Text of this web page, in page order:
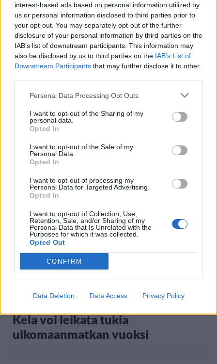
interest-based ads based on personal information utilized by
us or personal information disclosed to third parties prior to
your opt-out. You may separately opt-out of the further
disclosure of your personal information by third parties on the
IAB’s list of downstream participants. This information may
also be disclosed by us to third parties on the IAB’s List of
Downstream Participants that may further disclose it to other
Personal Data Processing Opt Outs
I want to opt-out of the Sharing of my
personal data.
Opted In
I want to opt-out of the Sale of my
Personal Data.
Opted In
I want to opt-out of processing my
Personal Data for Targeted Advertising.
Opted In
I want to opt-out of Collection, Use,
Retention, Sale, and/or Sharing of my
Personal Data that Is Unrelated with the
Purposes for which it was collected.
Opted Out
CONFIRM
Data Deletion Data Access Privacy Policy
2
MATKAILU
jatkossa toinen lentoyhtiö –
matkustajille tärkeä rajoitus
3
Kela voi leikata tukia
ulkomaanmatkan vuoksi